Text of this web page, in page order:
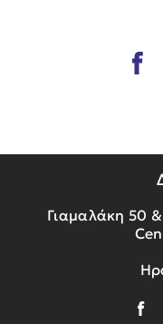
Γιαμαλάκη 50